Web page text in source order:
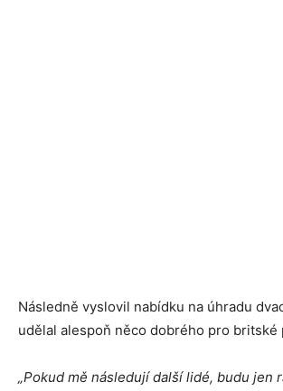
Následně vyslovil nabídku na úhradu
udělal alespoň něco dobrého pro britské
„Pokud mě následují další lidé, budu jen